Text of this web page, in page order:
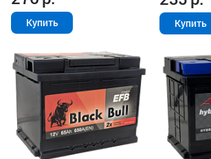
Купить Купить